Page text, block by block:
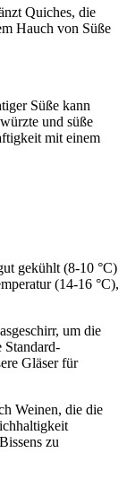
Quiches, die
Hauch von Süße
Süße kann
und süße
mit einem
gekühlt (8-10 °C)
(14-16 °C),
um die
Standard-
Gläser für
Weinen, die die
zu